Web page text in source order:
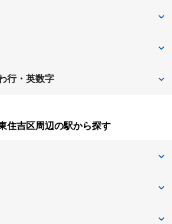
大阪市生野区
堺市中区
堺市美原区
羽曳野市
藤井寺市
行・英数字
住吉区周辺の駅から探す